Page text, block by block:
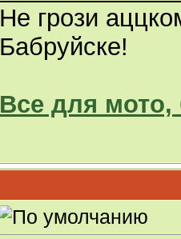
Не грози
Бабруйске!
Все для мото,